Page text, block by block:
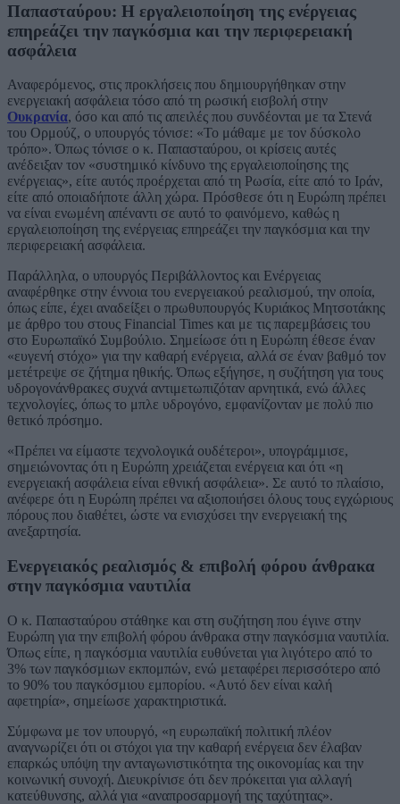
Παπασταύρου: Η εργαλειοποίηση της ενέργειας
επηρεάζει την παγκόσμια και την περιφερειακή
ασφάλεια
Αναφερόμενος, στις προκλήσεις που δημιουργήθηκαν στην
ενεργειακή ασφάλεια τόσο από τη ρωσική εισβολή στην
Ουκρανία, όσο και από τις απειλές που συνδέονται με τα Στενά
του Ορμούζ, ο υπουργός τόνισε: «Το μάθαμε με τον δύσκολο
τρόπο». Όπως τόνισε ο κ. Παπασταύρου, οι κρίσεις αυτές
ανέδειξαν τον «συστημικό κίνδυνο της εργαλειοποίησης της
ενέργειας», είτε αυτός προέρχεται από τη Ρωσία, είτε από το Ιράν,
είτε από οποιαδήποτε άλλη χώρα. Πρόσθεσε ότι η Ευρώπη πρέπει
να είναι ενωμένη απέναντι σε αυτό το φαινόμενο, καθώς η
εργαλειοποίηση της ενέργειας επηρεάζει την παγκόσμια και την
περιφερειακή ασφάλεια.
Παράλληλα, ο υπουργός Περιβάλλοντος και Ενέργειας
αναφέρθηκε στην έννοια του ενεργειακού ρεαλισμού, την οποία,
όπως είπε, έχει αναδείξει ο πρωθυπουργός Κυριάκος Μητσοτάκης
με άρθρο του στους Financial Times και με τις παρεμβάσεις του
στο Ευρωπαϊκό Συμβούλιο. Σημείωσε ότι η Ευρώπη έθεσε έναν
«ευγενή στόχο» για την καθαρή ενέργεια, αλλά σε έναν βαθμό τον
μετέτρεψε σε ζήτημα ηθικής. Όπως εξήγησε, η συζήτηση για τους
υδρογονάνθρακες συχνά αντιμετωπιζόταν αρνητικά, ενώ άλλες
τεχνολογίες, όπως το μπλε υδρογόνο, εμφανίζονταν με πολύ πιο
θετικό πρόσημο.
«Πρέπει να είμαστε τεχνολογικά ουδέτεροι», υπογράμμισε,
σημειώνοντας ότι η Ευρώπη χρειάζεται ενέργεια και ότι «η
ενεργειακή ασφάλεια είναι εθνική ασφάλεια». Σε αυτό το πλαίσιο,
ανέφερε ότι η Ευρώπη πρέπει να αξιοποιήσει όλους τους εγχώριους
πόρους που διαθέτει, ώστε να ενισχύσει την ενεργειακή της
ανεξαρτησία.
Ενεργειακός ρεαλισμός & επιβολή φόρου άνθρακα
στην παγκόσμια ναυτιλία
Ο κ. Παπασταύρου στάθηκε και στη συζήτηση που έγινε στην
Ευρώπη για την επιβολή φόρου άνθρακα στην παγκόσμια ναυτιλία.
Όπως είπε, η παγκόσμια ναυτιλία ευθύνεται για λιγότερο από το
3% των παγκόσμιων εκπομπών, ενώ μεταφέρει περισσότερο από
το 90% του παγκόσμιου εμπορίου. «Αυτό δεν είναι καλή
αφετηρία», σημείωσε χαρακτηριστικά.
Σύμφωνα με τον υπουργό, «η ευρωπαϊκή πολιτική πλέον
αναγνωρίζει ότι οι στόχοι για την καθαρή ενέργεια δεν έλαβαν
επαρκώς υπόψη την ανταγωνιστικότητα της οικονομίας και την
κοινωνική συνοχή. Διευκρίνισε ότι δεν πρόκειται για αλλαγή
κατεύθυνσης, αλλά για «αναπροσαρμογή της ταχύτητας».